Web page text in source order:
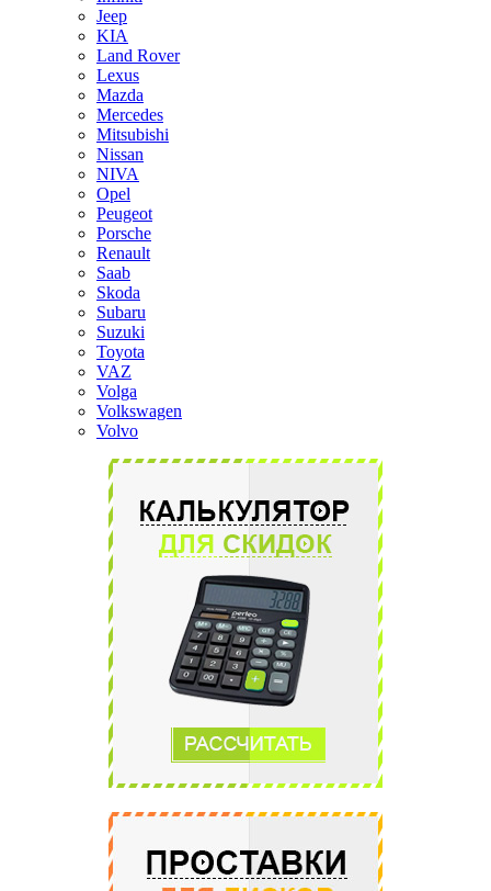
Jeep
KIA
Land Rover
Lexus
Mazda
Mercedes
Mitsubishi
Nissan
NIVA
Opel
Peugeot
Porsche
Renault
Saab
Skoda
Subaru
Suzuki
Toyota
VAZ
Volga
Volkswagen
Volvo